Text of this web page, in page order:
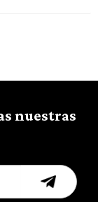
nuestras